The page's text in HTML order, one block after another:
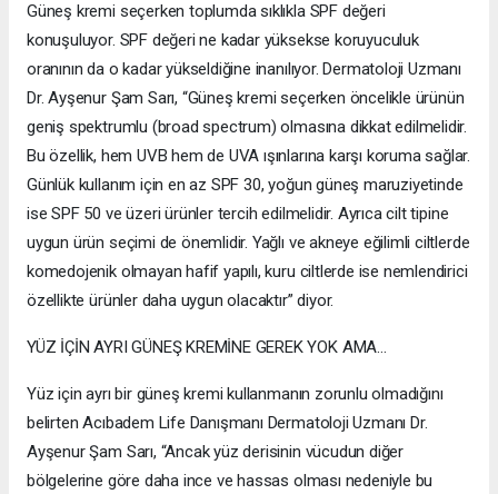
Güneş kremi seçerken toplumda sıklıkla SPF değeri
konuşuluyor. SPF değeri ne kadar yüksekse koruyuculuk
oranının da o kadar yükseldiğine inanılıyor. Dermatoloji Uzmanı
Dr. Ayşenur Şam Sarı, “Güneş kremi seçerken öncelikle ürünün
geniş spektrumlu (broad spectrum) olmasına dikkat edilmelidir.
Bu özellik, hem UVB hem de UVA ışınlarına karşı koruma sağlar.
Günlük kullanım için en az SPF 30, yoğun güneş maruziyetinde
ise SPF 50 ve üzeri ürünler tercih edilmelidir. Ayrıca cilt tipine
uygun ürün seçimi de önemlidir. Yağlı ve akneye eğilimli ciltlerde
komedojenik olmayan hafif yapılı, kuru ciltlerde ise nemlendirici
özellikte ürünler daha uygun olacaktır” diyor.
YÜZ İÇİN AYRI GÜNEŞ KREMİNE GEREK YOK AMA…
Yüz için ayrı bir güneş kremi kullanmanın zorunlu olmadığını
belirten Acıbadem Life Danışmanı Dermatoloji Uzmanı Dr.
Ayşenur Şam Sarı, “Ancak yüz derisinin vücudun diğer
bölgelerine göre daha ince ve hassas olması nedeniyle bu